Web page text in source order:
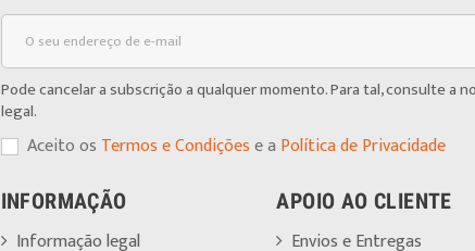
Pode cancelar a subscrição a qualquer momento. Para tal, consulte a
legal.
Aceito os Termos e Condiçõese a Política de Privacidade
INFORMAÇÃO
Informação legal
APOIO AO CLIENTE
Envios e Entregas